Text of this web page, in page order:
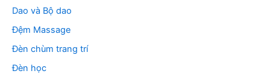
Dao và Bộ dao
Đệm Massage
Đèn chùm trang trí
Đèn học